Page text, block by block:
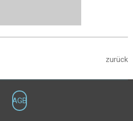
zurück
AGB